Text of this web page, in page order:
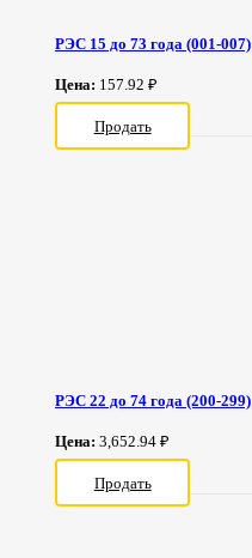
РЭС 15 до 73 года (001-007)
Цена: 157.92 ₽
Продать
РЭС 22 до 74 года (200-299)
Цена:3,652.94 ₽
Продать